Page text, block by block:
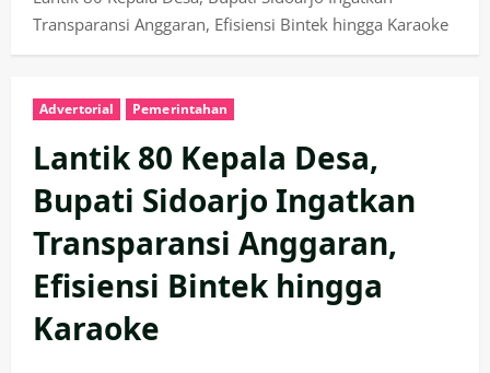
Transparansi Anggaran, Efisiensi Bintek hingga Karaoke
Advertorial Pemerintahan
Lantik 80 Kepala Desa,
Bupati Sidoarjo Ingatkan
Transparansi Anggaran,
Efisiensi Bintek hingga
Karaoke